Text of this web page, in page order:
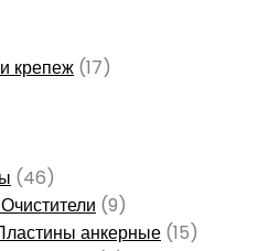
крепеж (17)
(46)
(9)
анкерные (15)